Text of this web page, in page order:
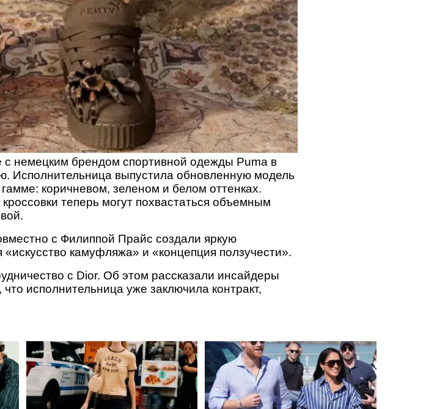
с немецким брендом спортивной одежды Puma в
Исполнительница выпустила обновленную модель
коричневом, зеленом и белом оттенках.
теперь могут похвастаться объемным
с Филиппой Прайс создали яркую
камуфляжа» и «концепция ползучести».
с Dior. Об этом рассказали инсайдеры
исполнительница уже заключила контракт,